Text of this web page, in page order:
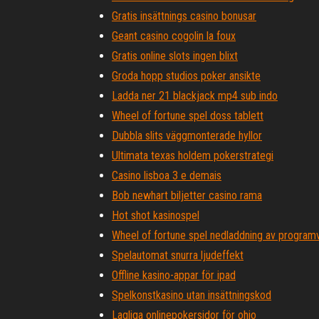
Gratis insättnings casino bonusar
Geant casino cogolin la foux
Gratis online slots ingen blixt
Groda hopp studios poker ansikte
Ladda ner 21 blackjack mp4 sub indo
Wheel of fortune spel doss tablett
Dubbla slits väggmonterade hyllor
Ultimata texas holdem pokerstrategi
Casino lisboa 3 e demais
Bob newhart biljetter casino rama
Hot shot kasinospel
Wheel of fortune spel nedladdning av
Spelautomat snurra ljudeffekt
Offline kasino-appar för ipad
Spelkonstkasino utan insättningskod
Lagliga onlinepokersidor för ohio